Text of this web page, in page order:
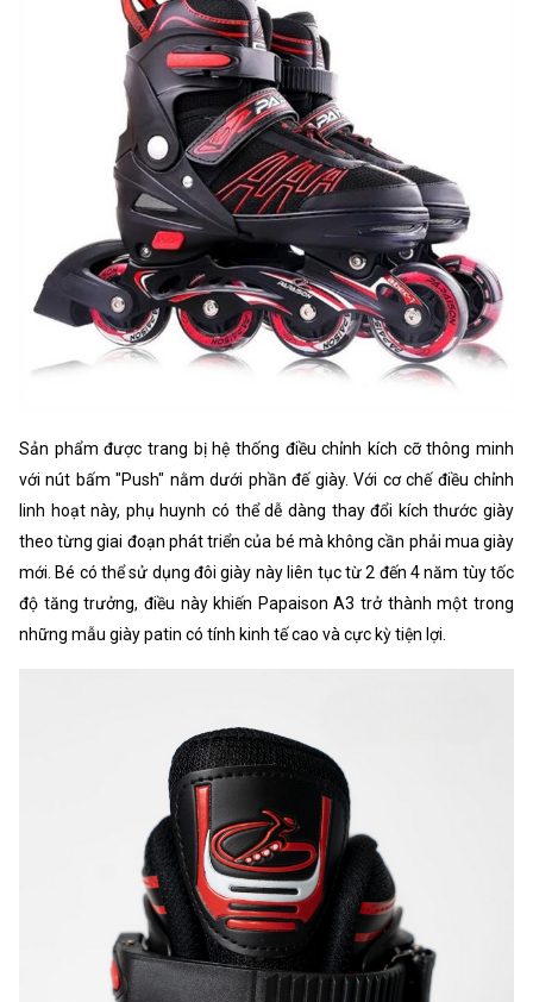
Sản phẩm được trang bị hệ thống điều chỉnh kích cỡ thông minh
với nút bấm "Push" nằm dưới phần đế giày. Với cơ chế điều chỉnh
linh hoạt này, phụ huynh có thể dễ dàng thay đổi kích thước giày
theo từng giai đoạn phát triển của bé mà không cần phải mua giày
mới. Bé có thể sử dụng đôi giày này liên tục từ 2 đến 4 năm tùy tốc
độ tăng trưởng, điều này khiến Papaison A3 trở thành một trong
những mẫu giày patin có tính kinh tế cao và cực kỳ tiện lợi.